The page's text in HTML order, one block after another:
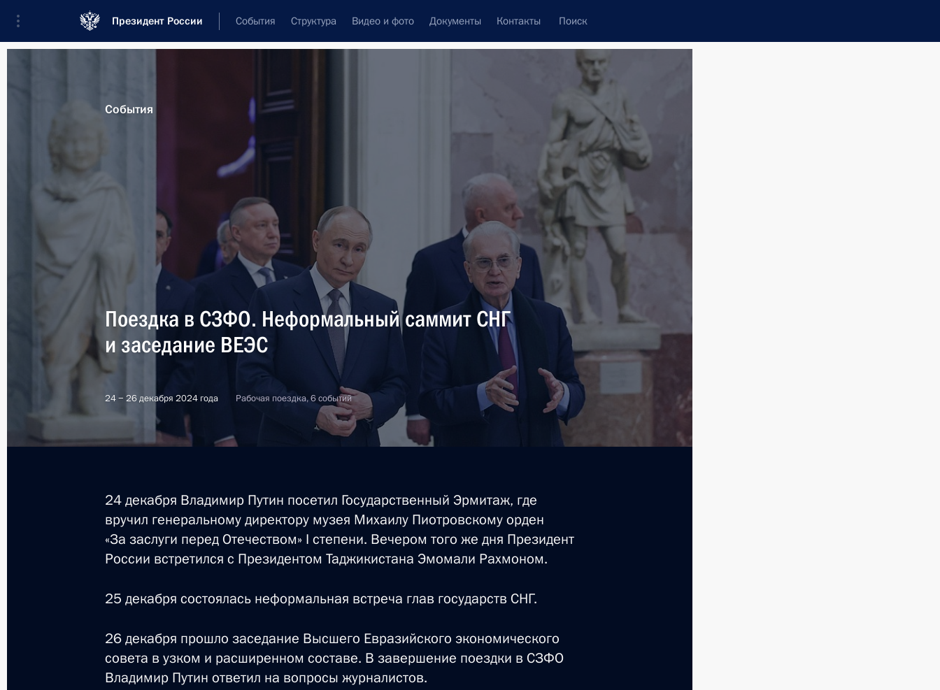
Президент России События Структура Видео и фото Документы Контакты Поиск
Подписаться на ленту
1667 результатов
Показать следующие материалы
Участникам, организаторам и гостям торжественной церемонии
открытия Всероссийской недели детской книги
Участникам, организаторам и гостям XII Транссибирского арт-
19 марта 2025 года, 19:00
ансамбля «Русская песня», народной артистке России
19 марта 2025 года, 10:00
объектов культуры
События
Поездка в СЗФО. Неформальный саммит СНГ
и заседание ВЕЭС
24 − 26 декабря 2024 года Рабочая поездка, 6 событий
24 декабря Владимир Путин посетил Государственный Эрмитаж, где
вручил генеральному директору музея Михаилу Пиотровскому орден
«За заслуги перед Отечеством» I степени. Вечером того же дня Президент
России встретился с Президентом Таджикистана Эмомали Рахмоном.
25 декабря состоялась неформальная встреча глав государств СНГ.
26 декабря прошло заседание Высшего Евразийского экономического
совета в узком и расширенном составе. В завершение поездки в СЗФО
Владимир Путин ответил на вопросы журналистов.